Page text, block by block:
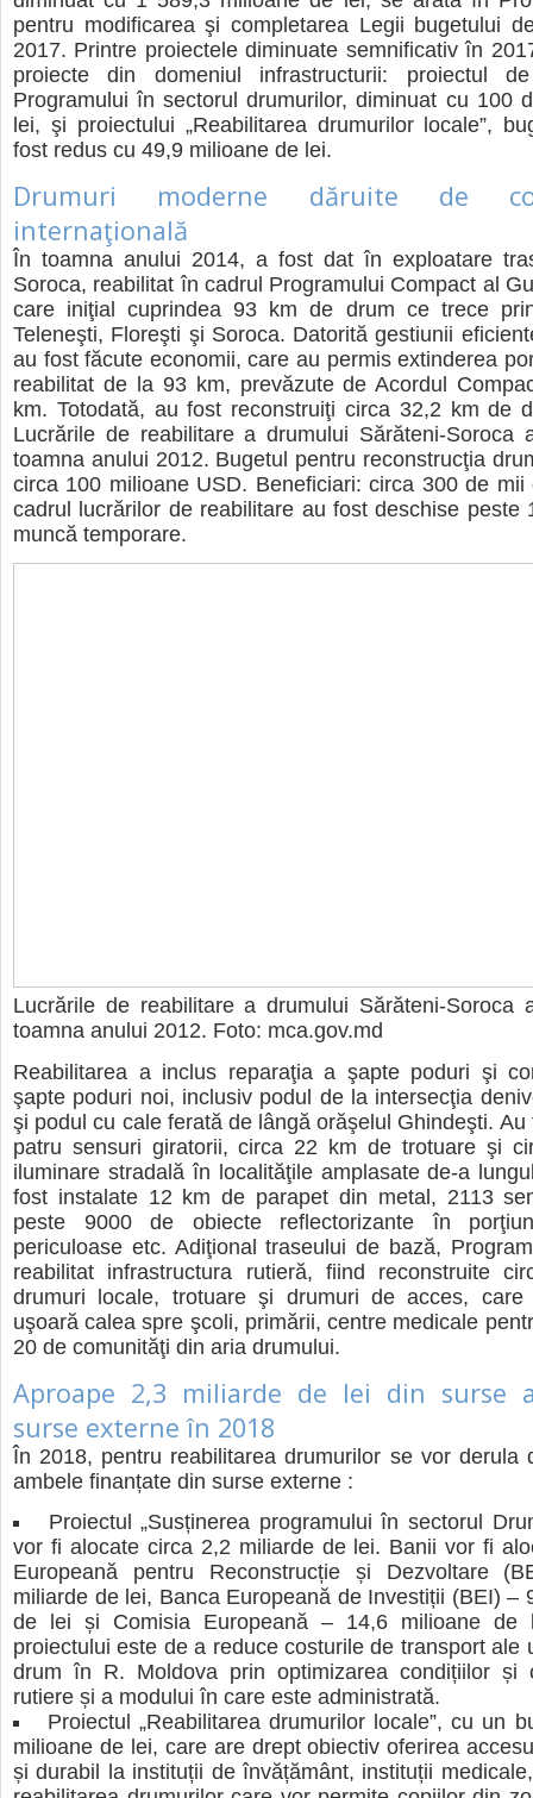
pentru modificarea şi completarea Legii bugetului
2017. Printre proiectele diminuate semnificativ în
proiecte din domeniul infrastructurii: proiectul
Programului în sectorul drumurilor, diminuat cu 100
lei, şi proiectului „Reabilitarea drumurilor locale”,
fost redus cu 49,9 milioane de lei.
Drumuri moderne dăruite de
internaţională
În toamna anului 2014, a fost dat în exploatare
Soroca, reabilitat în cadrul Programului Compact al
care iniţial cuprindea 93 km de drum ce trece
Teleneşti, Floreşti şi Soroca. Datorită gestiunii
au fost făcute economii, care au permis extinderea
reabilitat de la 93 km, prevăzute de Acordul
km. Totodată, au fost reconstruiţi circa 32,2 km de
Lucrările de reabilitare a drumului Sărăteni-Soroca
toamna anului 2012. Bugetul pentru reconstrucţia
circa 100 milioane USD. Beneficiari: circa 300 de mii
cadrul lucrărilor de reabilitare au fost deschise peste
muncă temporare.
Lucrările de reabilitare a drumului Sărăteni-Soroca
toamna anului 2012. Foto: mca.gov.md
Reabilitarea a inclus reparaţia a şapte poduri şi
şapte poduri noi, inclusiv podul de la intersecţia
şi podul cu cale ferată de lângă orăşelul Ghindeşti. Au
patru sensuri giratorii, circa 22 km de trotuare şi
iluminare stradală în localităţile amplasate de-a
fost instalate 12 km de parapet din metal, 2113
peste 9000 de obiecte reflectorizante în
periculoase etc. Adiţional traseului de bază,
reabilitat infrastructura rutieră, fiind reconstruite
drumuri locale, trotuare şi drumuri de acces,
uşoară calea spre şcoli, primării, centre medicale
20 de comunităţi din aria drumului.
Aproape 2,3 miliarde de lei din surse
surse externe în 2018
În 2018, pentru reabilitarea drumurilor se vor derula
ambele finanțate din surse externe :
Proiectul „Susținerea programului în sectorul
vor fi alocate circa 2,2 miliarde de lei. Banii vor fi
Europeană pentru Reconstrucție și Dezvoltare
miliarde de lei, Banca Europeană de Investiții (BEI) –
de lei și Comisia Europeană – 14,6 milioane de
proiectului este de a reduce costurile de transport ale
drum în R. Moldova prin optimizarea condițiilor și
rutiere și a modului în care este administrată.
Proiectul „Reabilitarea drumurilor locale”, cu un
milioane de lei, care are drept obiectiv oferirea
și durabil la instituții de învățământ, instituții